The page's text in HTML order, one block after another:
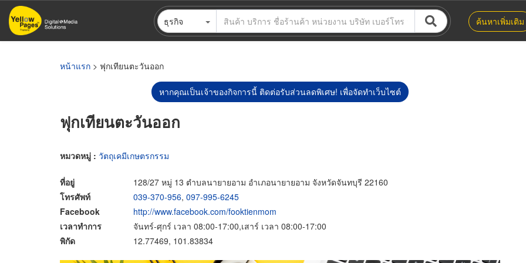
ข้าม
ไป
ธุรกิจ ค้นหาเพิ่มเติม
หน้าแรก > ฟุกเทียนตะวันออก
หากคุณเป็นเจ้าของกิจการนี้ ติดต่อรับส่วนลดพิเศษ! เพื่อจัดทำเว็บไซต์
ฟุกเทียนตะวันออก
หมวดหมู่ : วัตถุเคมีเกษตรกรรม
ที่อยู่
128/27 หมู่ 13 ตำบลนายายอาม อำเภอนายายอาม จังหวัดจันทบุรี 22160
โทรศัพท์
039-370-956, 097-995-6245
Facebook
http://www.facebook.com/fooktienmom
เวลาทำการ
จันทร์-ศุกร์ เวลา 08:00-17:00,เสาร์ เวลา 08:00-17:00
พิกัด
12.77469, 101.83834